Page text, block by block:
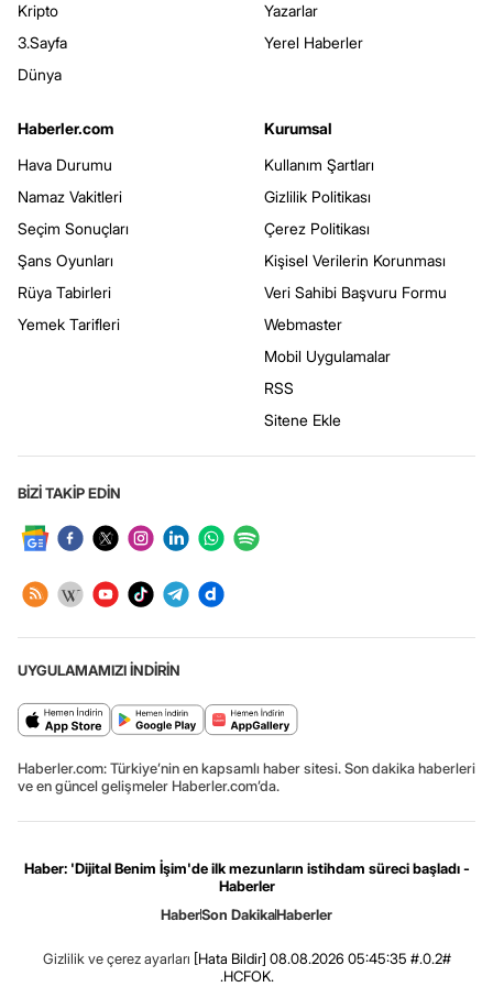
Kripto
3.Sayfa
Dünya
Yazarlar
Yerel Haberler
Haberler.com
Hava Durumu
Namaz Vakitleri
Seçim Sonuçları
Şans Oyunları
Rüya Tabirleri
Yemek Tarifleri
Kurumsal
Kullanım Şartları
Gizlilik Politikası
Çerez Politikası
Kişisel Verilerin Korunması
Veri Sahibi Başvuru Formu
Webmaster
Mobil Uygulamalar
RSS
Sitene Ekle
BİZİ TAKİP EDİN
UYGULAMAMIZI İNDİRİN
Haberler.com: Türkiye’nin en kapsamlı haber sitesi. Son dakika haberleri
ve en güncel gelişmeler Haberler.com’da.
Haber: 'Dijital Benim İşim'de ilk mezunların istihdam süreci başladı -
Haberler
HaberSon DakikaHaberler
Gizlilik ve çerez ayarları [Hata Bildir] 08.08.2026 05:45:35 #.0.2#
.HCFOK.